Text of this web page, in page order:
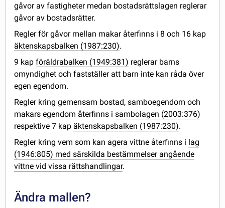
gåvor av fastigheter medan bostadsrättslagen reglerar
gåvor av bostadsrätter.
Regler för gåvor mellan makar återfinns i 8 och 16 kap
äktenskapsbalken (1987:230).
9 kapföräldrabalken (1949:381) reglerar barns
omyndighet och fastställer att barn inte kan råda över
egen egendom.
Regler kring gemensam bostad, samboegendom och
makars egendom återfinns isambolagen (2003:376)
respektive 7 kap äktenskapsbalken (1987:230).
Regler kring vem som kan agera vittne återfinns i lag
(1946:805) med särskilda bestämmelser angående
vittne vid vissa rättshandlingar.
Ändra mallen?